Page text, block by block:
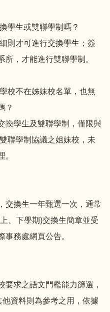
學生或雙聯學制嗎？
則才可進行交換學生；簽
，才能進行雙聯學制。
校不在姊妹校名單，也無
？
換學生及雙聯學制，僅限與
聯學制協議之姐妹校，未
。
交換生一年甄選一次，通常
、下學期)交換生簡章並受
事務處網頁公告。
要求之語文門檻能力篩選，
資料則為參考之用，依據